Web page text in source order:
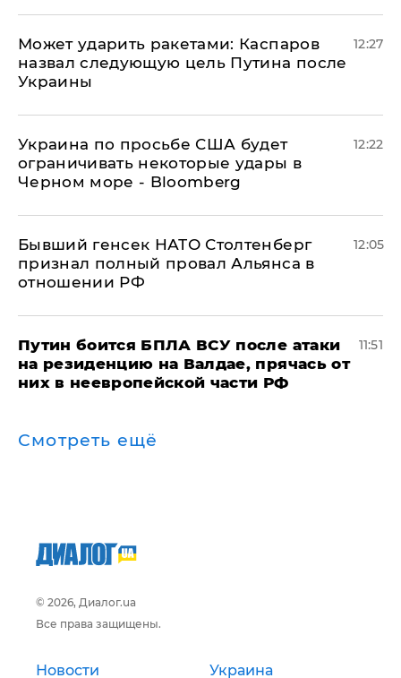
Может ударить ракетами: Каспаров
назвал следующую цель Путина после
Украины
12:27
Украина по просьбе США будет
ограничивать некоторые удары в
Черном море - Bloomberg
12:22
Бывший генсек НАТО Столтенберг
признал полный провал Альянса в
отношении РФ
12:05
Путин боится БПЛА ВСУ после атаки
на резиденцию на Валдае, прячась от
них в неевропейской части РФ
11:51
Смотреть ещё
© 2026, Диалог.ua
Все права защищены.
Новости Украина